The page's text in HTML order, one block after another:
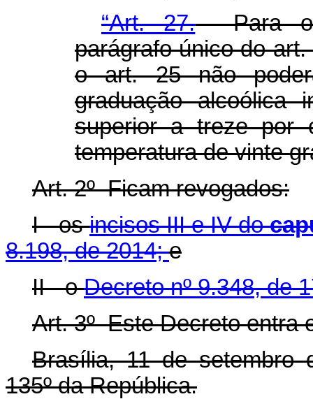
“Art. 27.Para os
parágrafo único do
o art. 25 não
graduação
superior a treze por
temperatura de vinte
Art. 2º Ficam revogados:
I - osincisos III e IV do
8.198, de 2014;e
II - oDecreto nº 9.348, de
Art. 3º Este Decreto entra
Brasília, 11 de setembro
135º da República.